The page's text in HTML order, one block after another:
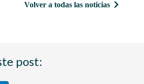
Volver a todas las noticias
post: